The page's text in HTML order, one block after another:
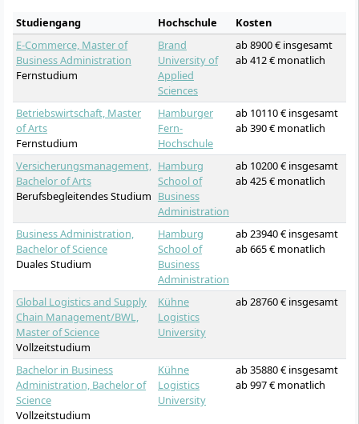
Studiengang Hochschule
Kosten
E-Commerce, Master of
Business Administration
Fernstudium
Brand
University of
Applied
Sciences
ab 8900 € insgesamt
ab 412 € monatlich
Betriebswirtschaft, Master
of Arts
Fernstudium
Hamburger
Fern-
Hochschule
ab 10110 € insgesamt
ab 390 € monatlich
Versicherungsmanagement,
Bachelor of Arts
Berufsbegleitendes Studium
Hamburg
School of
Business
Administration
ab 10200 € insgesamt
ab 425 € monatlich
Business Administration,
Bachelor of Science
Duales Studium
Hamburg
School of
Business
Administration
ab 23940 € insgesamt
ab 665 € monatlich
Global Logistics and Supply
Chain Management/BWL,
Master of Science
Vollzeitstudium
Kühne
Logistics
University
ab 28760 € insgesamt
Bachelor in Business
Administration, Bachelor of
Science
Vollzeitstudium
Kühne
Logistics
University
ab 35880 € insgesamt
ab 997 € monatlich